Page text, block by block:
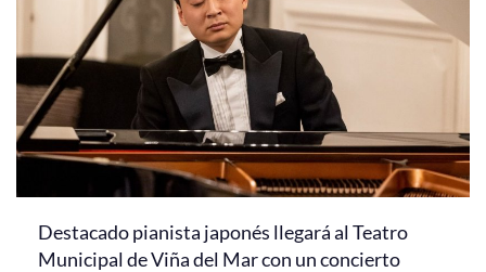
Destacado pianista japonés llegará al Teatro
Municipal de Viña del Mar con un concierto